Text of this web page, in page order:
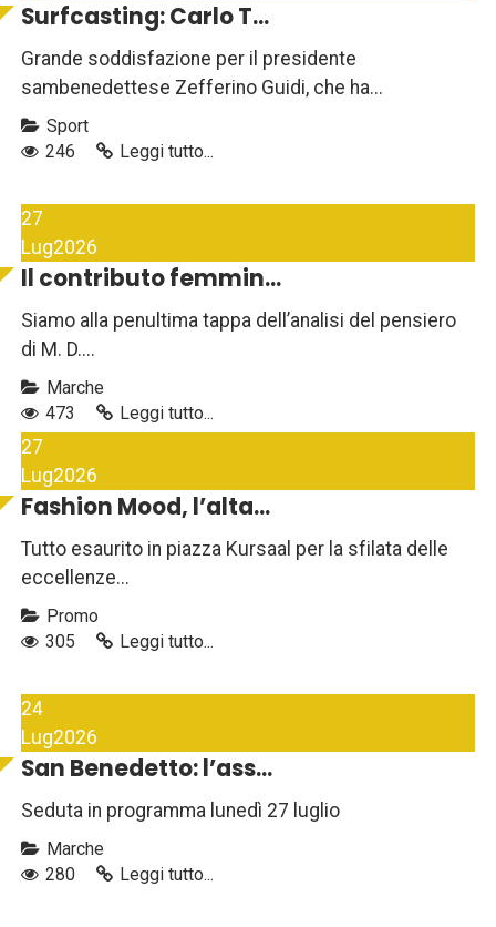
Surfcasting: Carlo T...
Grande soddisfazione per il presidente
sambenedettese Zefferino Guidi, che ha...
Sport
246
Leggi tutto...
27
Lug2026
Il contributo femmin...
Siamo alla penultima tappa dell’analisi del pensiero
di M. D....
Marche
473
Leggi tutto...
27
Lug2026
Fashion Mood, l’alta...
Tutto esaurito in piazza Kursaal per la sfilata delle
eccellenze...
Promo
305
Leggi tutto...
24
Lug2026
San Benedetto: l’ass...
Seduta in programma lunedì 27 luglio
Marche
280
Leggi tutto...